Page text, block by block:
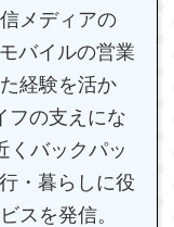
メディアの
バイルの営業
経験を活か
フの支えにな
くバックパッ
・暮らしに役
スを発信。